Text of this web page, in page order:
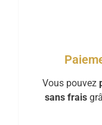
Vous pouvez
sans frais